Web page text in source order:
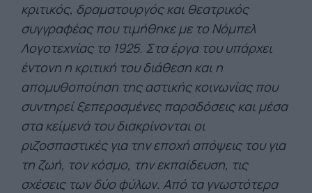
κριτικός, δραματουργός και θεατρικός
συγγραφέας που τιμήθηκε με το Νόμπελ
Λογοτεχνίας το 1925. Στα έργα του υπάρχει
έντονη η κριτική του διάθεση και η
απομυθοποίηση της αστικής κοινωνίας που
συντηρεί ξεπερασμένες παραδόσεις και μέσα
στα κείμενά του διακρίνονται οι
ριζοσπαστικές για την εποχή απόψεις του για
τη ζωή, τον κόσμο, την εκπαίδευση, τις
σχέσεις των δύο φύλων. Από τα γνωστότερα